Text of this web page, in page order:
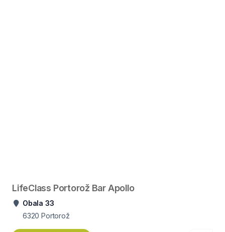
LifeClass Portorož Bar Apollo
Obala 33
6320 Portorož